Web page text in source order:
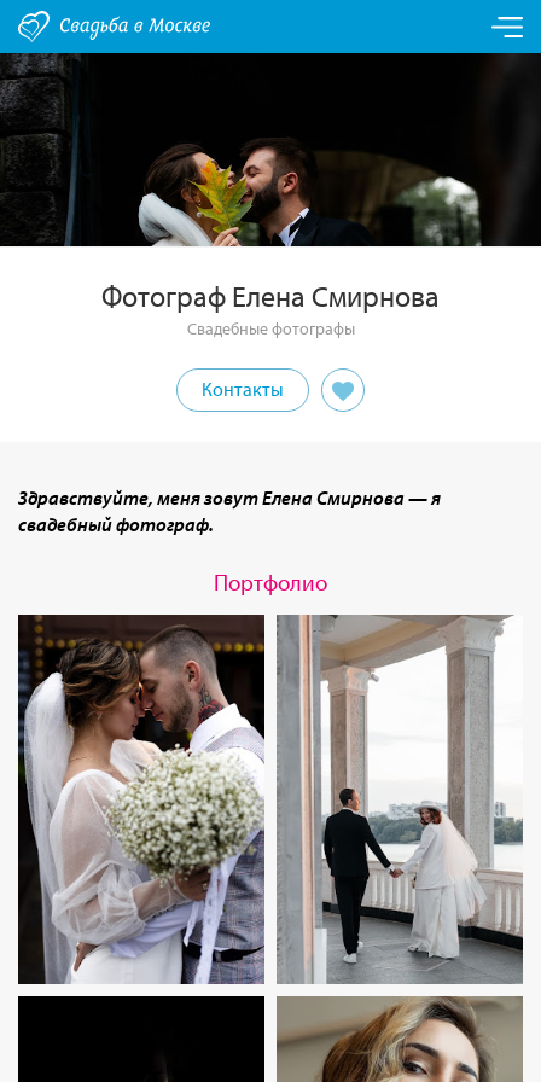
Фотограф Елена Смирнова
Свадебные фотографы
Контакты
Здравствуйте, меня зовут Елена Смирнова — я
свадебный фотограф.
Портфолио